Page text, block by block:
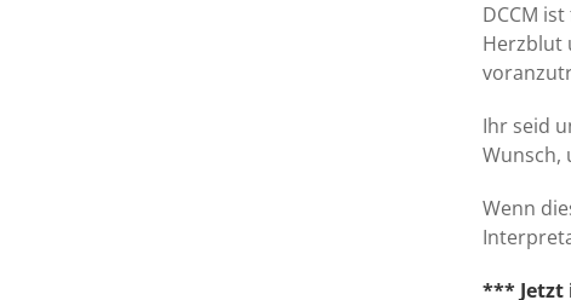
DCCM
Herzblut
Ihr seid
Wunsch,
Wenn
*** Jetzt